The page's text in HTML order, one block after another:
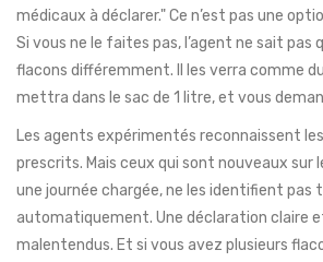
médicaux à déclarer." Ce n’est pas une
Si vous ne le faites pas, l’agent ne sait pas
flacons différemment. Il les verra comme
mettra dans le sac de 1 litre, et vous
Les agents expérimentés reconnaissent
prescrits. Mais ceux qui sont nouveaux sur
une journée chargée, ne les identifient pas
automatiquement. Une déclaration claire
malentendus. Et si vous avez plusieurs